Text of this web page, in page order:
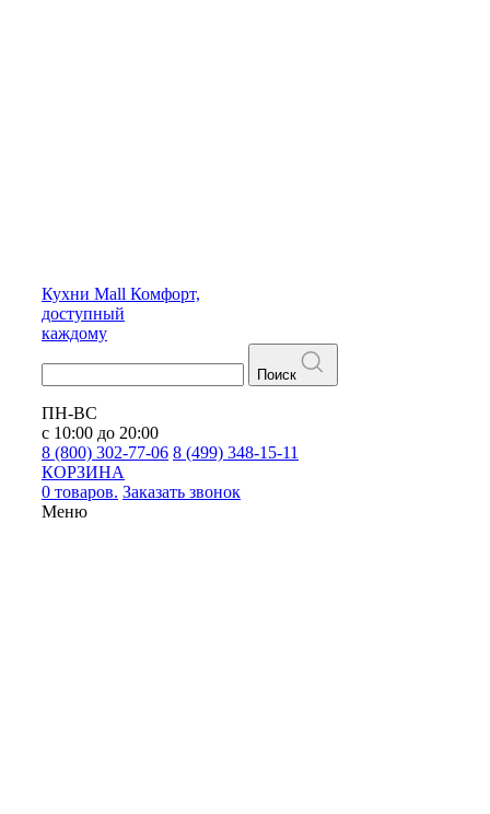
Кухни Mall Комфорт,
доступный
каждому
Поиск
ПН-ВС
с 10:00 до 20:00
8 (800) 302-77-06 8 (499) 348-15-11
КОРЗИНА
0 товаров. Заказать звонок
Меню